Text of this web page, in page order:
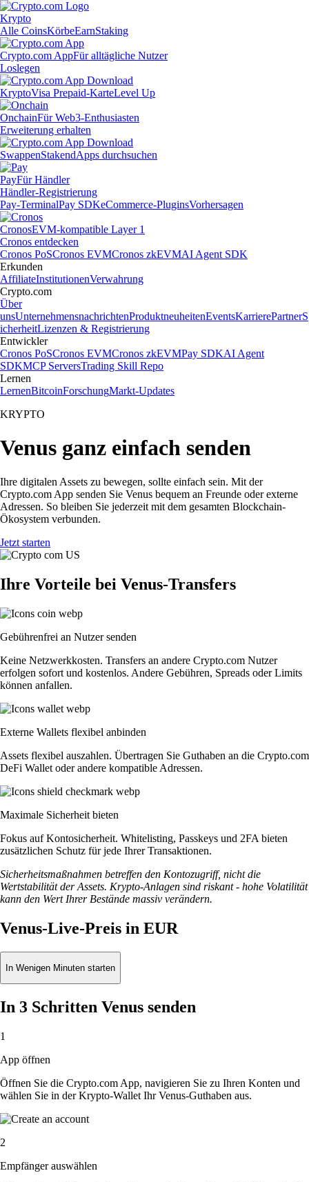
Krypto
Alle CoinsKörbeEarnStaking
Crypto.com AppFür alltägliche Nutzer
Loslegen
KryptoVisa Prepaid-KarteLevel Up
OnchainFür Web3-Enthusiasten
Erweiterung erhalten
SwappenStakendApps durchsuchen
PayFür Händler
Händler-Registrierung
Pay-TerminalPay SDKeCommerce-PluginsVorhersagen
CronosEVM-kompatible Layer 1
Cronos entdecken
Cronos PoSCronos EVMCronos zkEVMAI Agent SDK
Erkunden
AffiliateInstitutionenVerwahrung
Crypto.com
Über
unsUnternehmensnachrichtenProduktneuheitenEventsKarrierePartnerS
icherheitLizenzen & Registrierung
Entwickler
Cronos PoSCronos EVMCronos zkEVMPay SDKAI Agent
SDKMCP ServersTrading Skill Repo
Lernen
LernenBitcoinForschungMarkt-Updates
KRYPTO
Venus ganz einfach senden
Ihre digitalen Assets zu bewegen, sollte einfach sein. Mit der
Crypto.com App senden Sie Venus bequem an Freunde oder externe
Adressen. So bleiben Sie jederzeit mit dem gesamten Blockchain-
Ökosystem verbunden.
Jetzt starten
Ihre Vorteile bei Venus-Transfers
Gebührenfrei an Nutzer senden
Keine Netzwerkkosten. Transfers an andere Crypto.com Nutzer
erfolgen sofort und kostenlos. Andere Gebühren, Spreads oder Limits
können anfallen.
Externe Wallets flexibel anbinden
Assets flexibel auszahlen. Übertragen Sie Guthaben an die Crypto.com
DeFi Wallet oder andere kompatible Adressen.
Maximale Sicherheit bieten
Fokus auf Kontosicherheit. Whitelisting, Passkeys und 2FA bieten
zusätzlichen Schutz für jede Ihrer Transaktionen.
Sicherheitsmaßnahmen betreffen den Kontozugriff, nicht die
Wertstabilität der Assets. Krypto-Anlagen sind riskant - hohe Volatilität
kann den Wert Ihrer Bestände massiv verändern.
Venus-Live-Preis in EUR
In Wenigen Minuten starten
In 3 Schritten Venus senden
1
App öffnen
Öffnen Sie die Crypto.com App, navigieren Sie zu Ihren Konten und
wählen Sie in der Krypto-Wallet Ihr Venus-Guthaben aus.
2
Empfänger auswählen